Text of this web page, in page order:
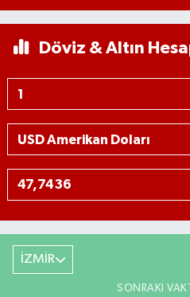
Döviz & Altın
İZMİR
SONRAKI